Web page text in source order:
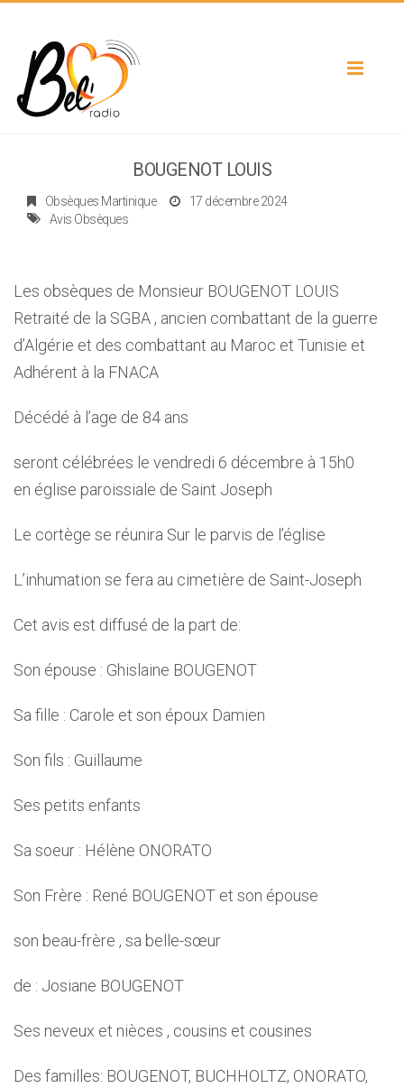
Toggle
BOUGENOT LOUIS
Obsèques Martinique
17 décembre 2024
Avis Obsèques
Les obsèques de Monsieur BOUGENOT LOUIS
Retraité de la SGBA , ancien combattant de la guerre
d’Algérie et des combattant au Maroc et Tunisie et
Adhérent à la FNACA
Décédé à l’age de 84 ans
seront célébrées le vendredi 6 décembre à 15h0
en église paroissiale de Saint Joseph
Le cortège se réunira Sur le parvis de l’église
L’inhumation se fera au cimetière de Saint-Joseph
Cet avis est diffusé de la part de:
Son épouse : Ghislaine BOUGENOT
Sa fille : Carole et son époux Damien
Son fils : Guillaume
Ses petits enfants
Sa soeur : Hélène ONORATO
Son Frère : René BOUGENOT et son épouse
son beau-frère , sa belle-sœur
de : Josiane BOUGENOT
Ses neveux et nièces , cousins et cousines
Des familles: BOUGENOT, BUCHHOLTZ, ONORATO,